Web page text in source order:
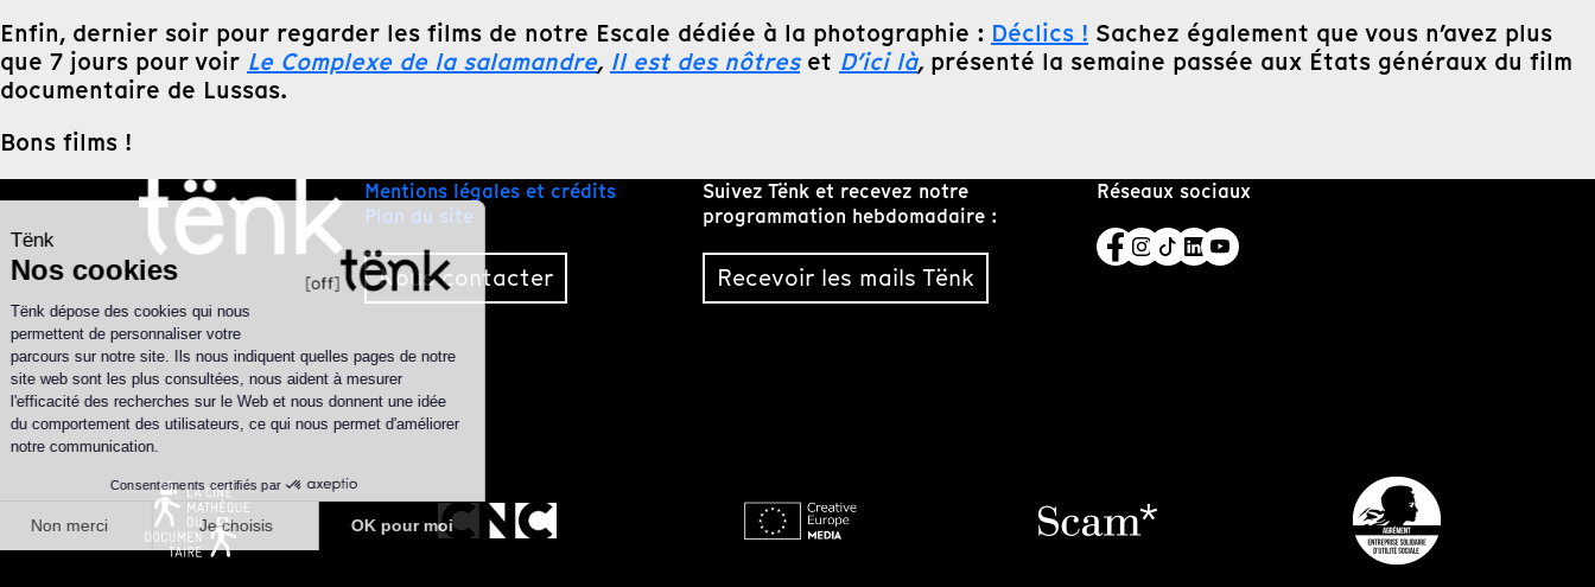
Enfin, dernier soir pour regarder les films de notre Escale dédiée à la photographie : Déclics ! Sachez également que vous n’avez plus
que 7 jours pour voir Le Complexe de la salamandre, Il est des nôtreset D’ici là, présenté la semaine passée aux États généraux du film
documentaire de Lussas.
Bons films !
Mentions légales et crédits
Plan du site
Nous contacter
Suivez Tënk et recevez notre
programmation hebdomadaire :
Recevoir les mails Tënk
Réseaux sociaux